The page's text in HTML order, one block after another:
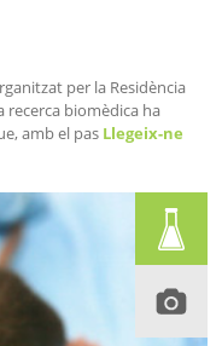
per la Residència
recerca biomèdica ha
amb el pas Llegeix-ne